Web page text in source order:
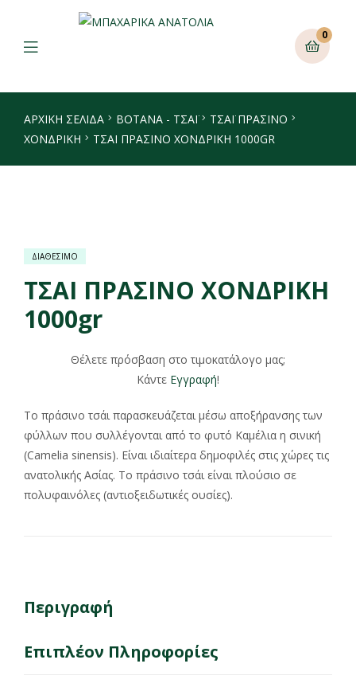
0
ΑΡΧΙΚΉ ΣΕΛΊΔΑ ΒΟΤΑΝΑ - ΤΣΑΪ
ΤΣΆΙ ΠΡΆΣΙΝΟ
ΧΟΝΔΡΙΚΉ
ΤΣΑΙ ΠΡΑΣΙΝΟ ΧΟΝΔΡΙΚΗ 1000GR
ΔΙΑΘΕΣΙΜΟ
ΤΣΑΙ ΠΡΑΣΙΝΟ ΧΟΝΔΡΙΚΗ
1000gr
Θέλετε πρόσβαση στο τιμοκατάλογο μας;
Κάντε Εγγραφή!
Το πράσινο τσάι παρασκευάζεται μέσω αποξήρανσης των
φύλλων που συλλέγονται από το φυτό Καμέλια η σινική
(Camelia sinensis). Είναι ιδιαίτερα δημοφιλές στις χώρες τις
ανατολικής Ασίας. Το πράσινο τσάι είναι πλούσιο σε
πολυφαινόλες (αντιοξειδωτικές ουσίες).
Περιγραφή
Επιπλέον Πληροφορίες